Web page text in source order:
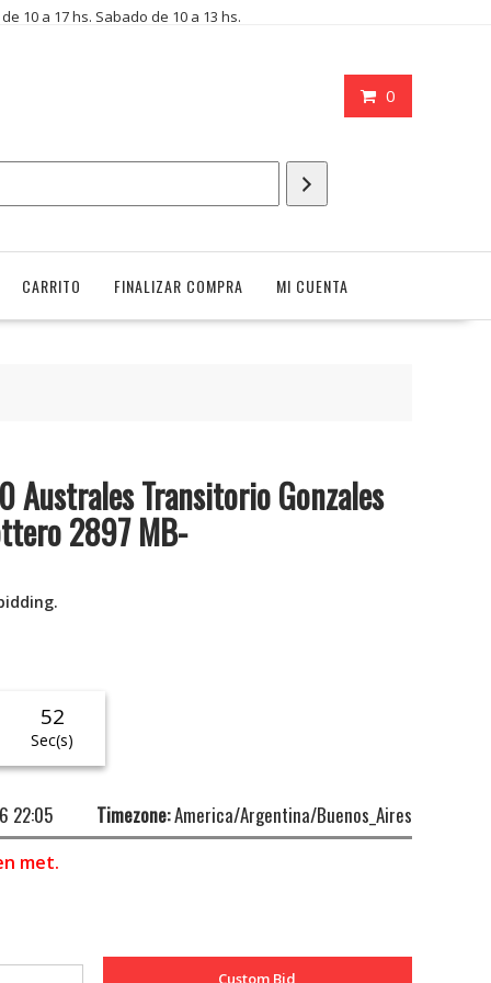
de 10 a 17 hs. Sabado de 10 a 13 hs.
0
CARRITO FINALIZAR COMPRA MI CUENTA
Transitorio Gonzales
2897 MB-
51
Sec(s)
22:05 Timezone:America/Argentina/Buenos_Aires
met.
Custom Bid